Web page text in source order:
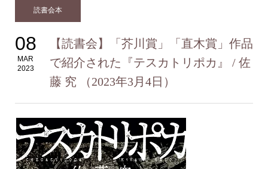
読書会本
08
MAR
2023
【読書会】「芥川賞」「直木賞」作品
で紹介された『テスカトリポカ』 / 佐
藤 究 （2023年3月4日）